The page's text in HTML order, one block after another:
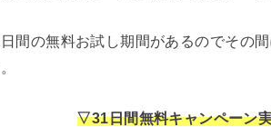
間の無料お試し期間があるのでその
▽31日間無料キャンペーン